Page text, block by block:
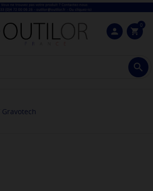
person shopping_cart
0

Gravotech